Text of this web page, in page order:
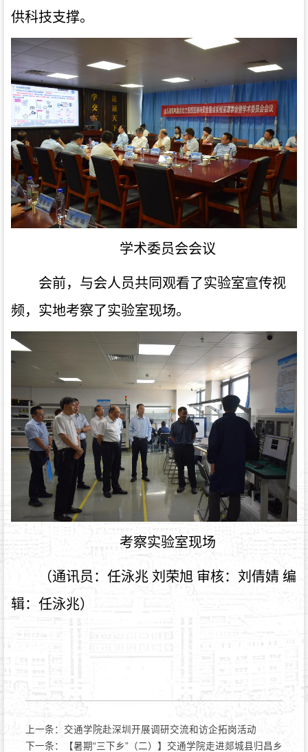
供科技支撑。
学术委员会会议
会前，与会人员共同观看了实验室宣传视
频，实地考察了实验室现场。
考察实验室现场
（通讯员：任泳兆 刘荣旭 审核：刘倩婧 编
辑：任泳兆）
上一条： 交通学院赴深圳开展调研交流和访企拓岗活动
下一条：
【暑期“三下乡”（二）】交通学院走进郯城县归昌乡